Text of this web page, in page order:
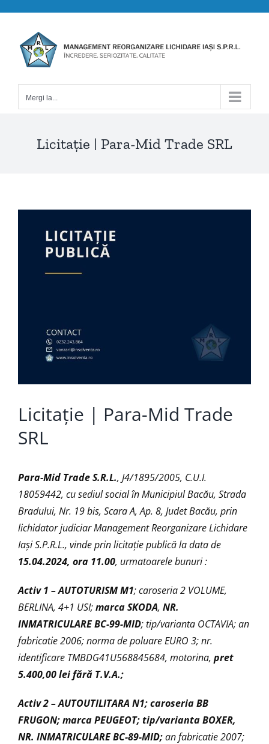
content
Mergi la...
Licitație | Para-Mid Trade SRL
Larger
Licitație | Para-Mid Trade
SRL
Para-Mid Trade S.R.L., J4/1895/2005, C.U.I.
18059442, cu sediul social în Municipiul Bacău, Strada
Bradului, Nr. 19 bis, Scara A, Ap. 8, Judet Bacău, prin
lichidator judiciar Management Reorganizare Lichidare
Iaşi S.P.R.L., vinde prin licitaţie publică la data de
15.04.2024, ora 11.00, urmatoarele bunuri :
Activ 1 –AUTOTURISM M1; caroseria 2 VOLUME,
BERLINA, 4+1 USI;marca SKODA, NR.
INMATRICULARE BC-99-MID; tip/varianta OCTAVIA; an
fabricatie 2006; norma de poluare EURO 3; nr.
identificare TMBDG41U568845684, motorina, pret
5.400,00 lei fără T.V.A.;
Activ 2 –AUTOUTILITARA N1; caroseria BB
FRUGON; marca PEUGEOT; tip/varianta BOXER,
NR. INMATRICULARE BC-89-MID;an fabricatie 2007;